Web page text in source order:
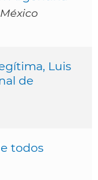
Luis
de
todos